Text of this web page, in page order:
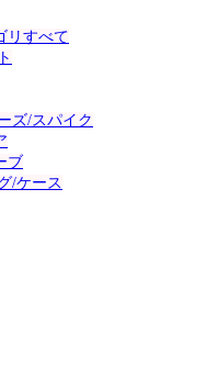
リすべて
ズ/スパイク
ブ
/ケース